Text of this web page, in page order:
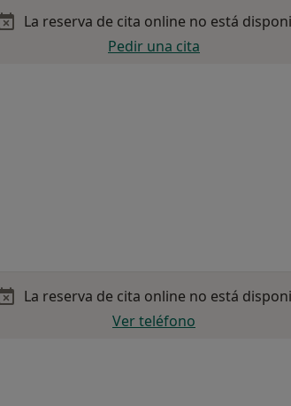
La reserva de cita online no está
Pedir una cita
La reserva de cita online no está
Ver teléfono